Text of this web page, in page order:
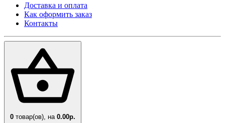
Доставка и оплата
Как оформить заказ
Контакты
0 товар(ов), на 0.00р.